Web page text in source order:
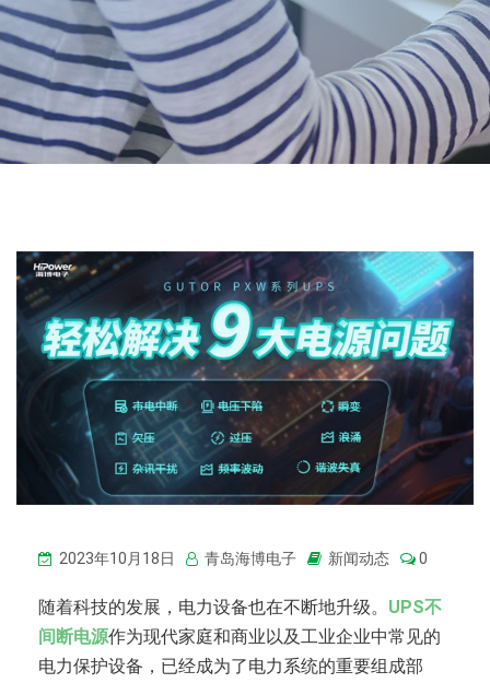
2023年10月18日 青岛海博电子 新闻动态 0
随着科技的发展，电力设备也在不断地升级。 UPS不
间断电源作为现代家庭和商业以及工业企业中常见的
电力保护设备，已经成为了电力系统的重要组成部